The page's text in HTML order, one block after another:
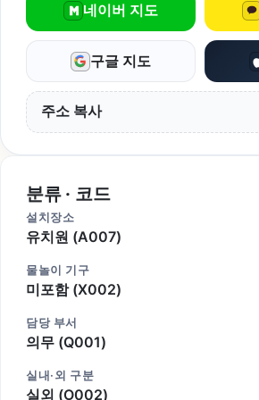
네이버 지도
구글 지도
주소 복사
분류 · 코드
설치장소
유치원 (A007)
물놀이 기구
미포함 (X002)
담당 부서
의무 (Q001)
실내·외 구분
실외 (O002)